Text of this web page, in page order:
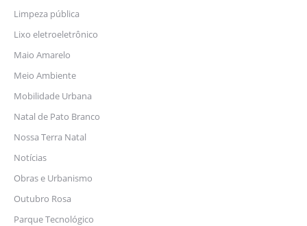
Limpeza pública
Lixo eletroeletrônico
Maio Amarelo
Meio Ambiente
Mobilidade Urbana
Natal de Pato Branco
Nossa Terra Natal
Notícias
Obras e Urbanismo
Outubro Rosa
Parque Tecnológico